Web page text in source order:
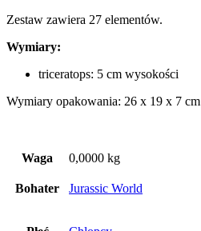
Zestaw zawiera 27 elementów.
Wymiary:
triceratops: 5 cm wysokości
Wymiary opakowania: 26 x 19 x 7 cm
Waga 0,0000 kg
Bohater Jurassic World